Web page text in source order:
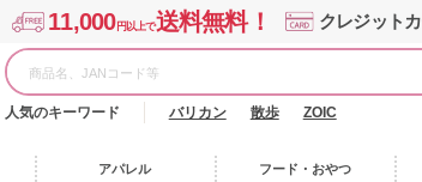
11,000円以上で送料無料！ クレジット
人気のキーワード バリカン 散歩 ZOIC
アパレル フード・おやつ